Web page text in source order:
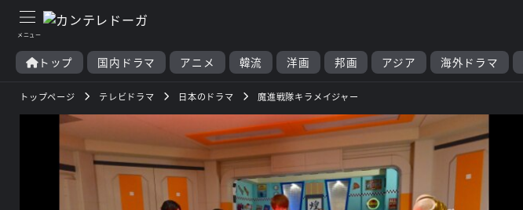
トップ 国内ドラマ アニメ 韓流 洋画 邦画 アジア 海外ドラマ
トップページ テレビドラマ 日本のドラマ 魔進戦隊キラメイジャー